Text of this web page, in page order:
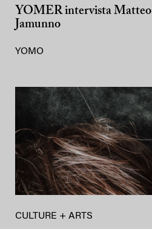
YOMER intervista Matteo
Jamunno
YOMO
CULTURE + ARTS